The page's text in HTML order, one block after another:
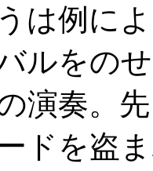
は例に
ルをの
演奏。
ドを盗